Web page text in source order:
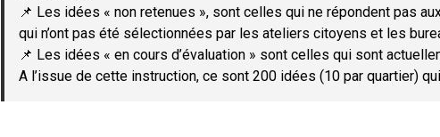
📌 Les idées « non retenues », sont celles qui ne répondent pas
qui n’ont pas été sélectionnées par les ateliers citoyens et les
📌 Les idées « en cours d’évaluation » sont celles qui sont
A l’issue de cette instruction, ce sont 200 idées (10 par quartier)